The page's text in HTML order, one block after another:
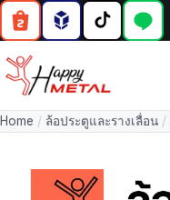
Home / ล้อประตูและรางเลื่อน /